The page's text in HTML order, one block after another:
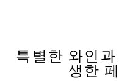
특별한 와인
생한